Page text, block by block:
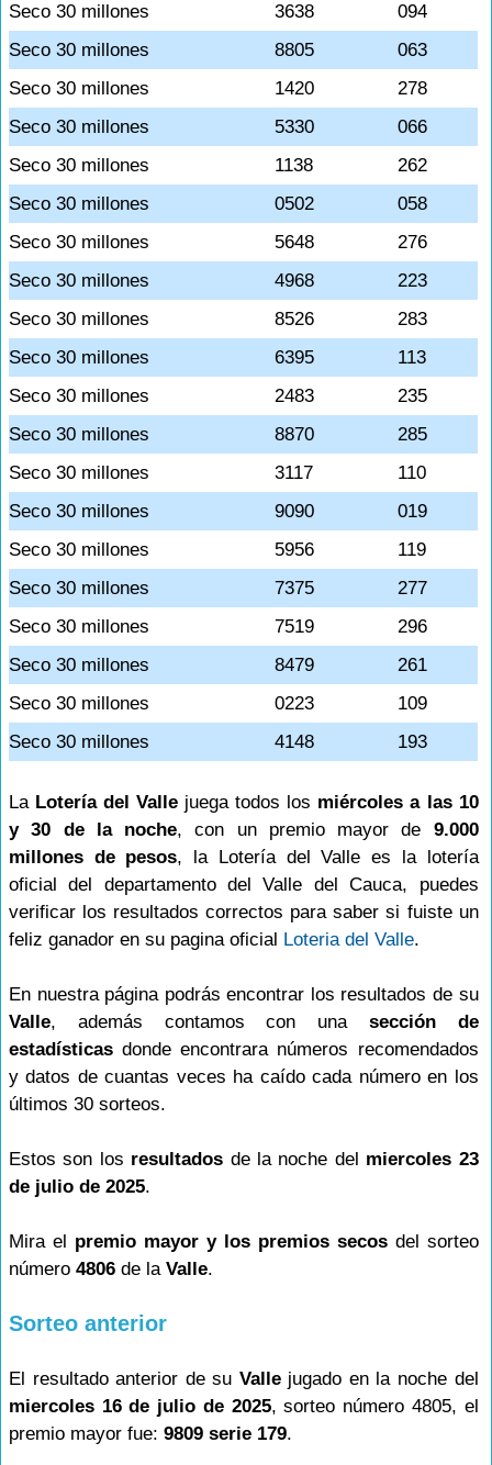
Seco 30 millones
3638
094
Seco 30 millones
8805
063
Seco 30 millones
1420
278
Seco 30 millones
5330
066
Seco 30 millones
1138
262
Seco 30 millones
0502
058
Seco 30 millones
5648
276
Seco 30 millones
4968
223
Seco 30 millones
8526
283
Seco 30 millones
6395
113
Seco 30 millones
2483
235
Seco 30 millones
8870
285
Seco 30 millones
3117
110
Seco 30 millones
9090
019
Seco 30 millones
5956
119
Seco 30 millones
7375
277
Seco 30 millones
7519
296
Seco 30 millones
8479
261
Seco 30 millones
0223
109
Seco 30 millones
4148 193
La Lotería del Valle juega todos los miércoles a las 10
y 30 de la noche, con un premio mayor de 9.000
millones de pesos, la Lotería del Valle es la lotería
oficial del departamento del Valle del Cauca, puedes
verificar los resultados correctos para saber si fuiste un
feliz ganador en su pagina oficial Loteria del Valle.
En nuestra página podrás encontrar los resultados de su
Valle, además contamos con una sección de
estadísticas donde encontrara números recomendados
y datos de cuantas veces ha caído cada número en los
últimos 30 sorteos.
Estos son los resultados de la noche del miercoles 23
de julio de 2025.
Mira el premio mayor y los premios secosdel sorteo
número 4806 de la Valle.
Sorteo anterior
El resultado anterior de su Vallejugado en la noche del
miercoles 16 de julio de 2025, sorteo número 4805, el
premio mayor fue: 9809 serie 179.